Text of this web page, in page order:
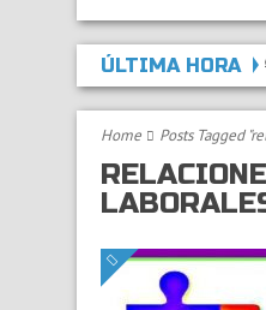
ÚLTIMA HORA
LA INCAPACIDAD PERMANENTE
Home Posts Tagged